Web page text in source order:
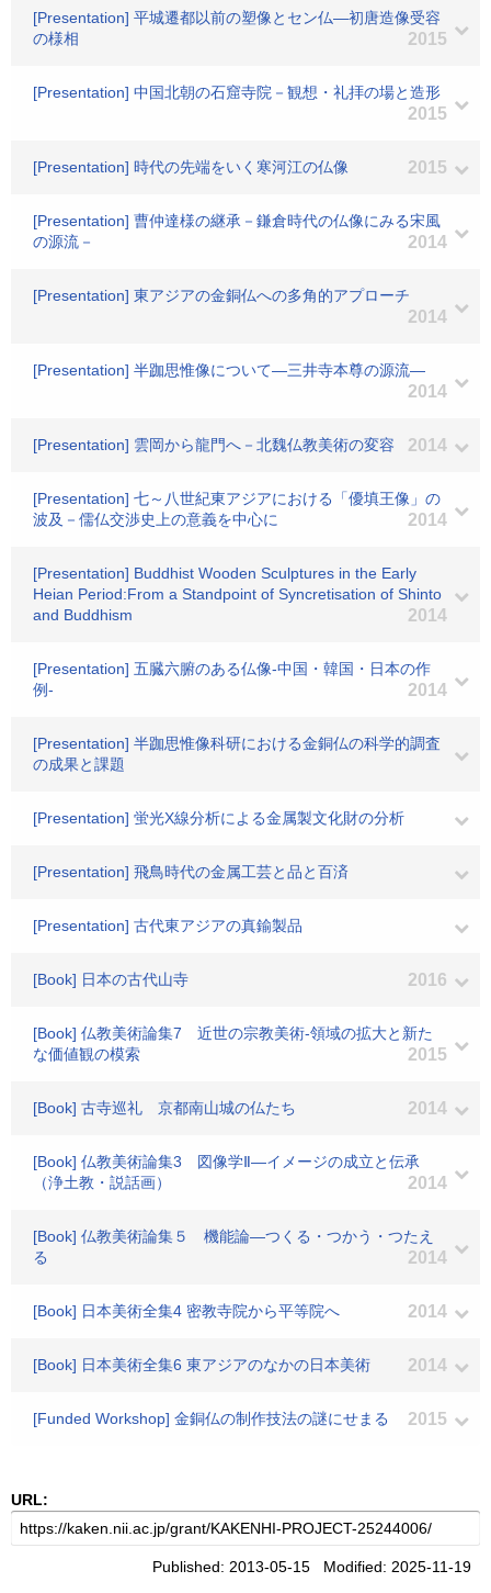
[Presentation] 平城遷都以前の塑像とセン仏―初唐造像受容
の様相
2015
[Presentation] 中国北朝の石窟寺院－観想・礼拝の場と造形
2015
[Presentation] 時代の先端をいく寒河江の仏像 2015
[Presentation] 曹仲達様の継承－鎌倉時代の仏像にみる宋風
の源流－
2014
[Presentation] 東アジアの金銅仏への多角的アプローチ
2014
[Presentation] 半跏思惟像について―三井寺本尊の源流―
2014
[Presentation] 雲岡から龍門へ－北魏仏教美術の変容 2014
[Presentation] 七～八世紀東アジアにおける「優填王像」の
波及－儒仏交渉史上の意義を中心に
2014
[Presentation] Buddhist Wooden Sculptures in the Early
Heian Period:From a Standpoint of Syncretisation of Shinto
and Buddhism
2014
[Presentation] 五臓六腑のある仏像‐中国・韓国・日本の作
例‐
2014
[Presentation] 半跏思惟像科研における金銅仏の科学的調査
の成果と課題
[Presentation] 蛍光X線分析による金属製文化財の分析
[Presentation] 飛鳥時代の金属工芸と品と百済
[Presentation] 古代東アジアの真鍮製品
[Book] 日本の古代山寺 2016
[Book] 仏教美術論集7 近世の宗教美術‐領域の拡大と新た
な価値観の模索
2015
[Book] 古寺巡礼 京都南山城の仏たち 2014
[Book] 仏教美術論集3 図像学Ⅱ―イメージの成立と伝承
（浄土教・説話画）
2014
[Book] 仏教美術論集５ 機能論―つくる・つかう・つたえ
る
2014
[Book] 日本美術全集4 密教寺院から平等院へ 2014
[Book] 日本美術全集6 東アジアのなかの日本美術 2014
[Funded Workshop] 金銅仏の制作技法の謎にせまる 2015
URL:
Published: 2013-05-15 Modified: 2025-11-19